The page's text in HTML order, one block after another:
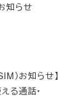
知らせ
）お知らせ】
る通話・